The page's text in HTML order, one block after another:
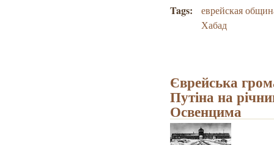
Tags:
еврейская
Хабад
Єврейська
Путіна на
Освенцима